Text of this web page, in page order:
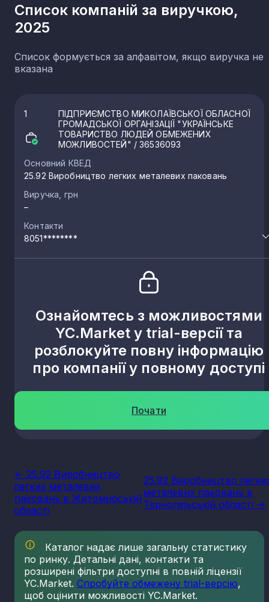
Список компаній за виручкою,
2025
Список формується за алфавітом, якщо виручка не
вказана
1
ПІДПРИЄМСТВО МИКОЛАЇВСЬКОЇ ОБЛАСНОЇ
ГРОМАДСЬКОЇ ОРГАНІЗАЦІЇ "УКРАЇНСЬКЕ
ТОВАРИСТВО ЛЮДЕЙ ОБМЕЖЕНИХ
МОЖЛИВОСТЕЙ" / 36536093
Основний КВЕД
25.92 Виробництво легких металевих паковань
Виручка, грн
–
Контакти
8051********
Ознайомтесь з можливостями
YC.Market у trial-версії та
розблокуйте повну інформацію
про компанії у повному доступі
Почати
<- 25.92 Виробництво
легких металевих
паковань в Житомирській
області
25.92 Виробництво
металевих паковань в
Тернопільській області ->
Каталог надає лише загальну статистику
по ринку. Детальні дані, контакти та
розширені фільтри доступні в повній ліцензії
YC.Market. Спробуйте обмежену trial-версію,
щоб оцінити можливості YC.Market.